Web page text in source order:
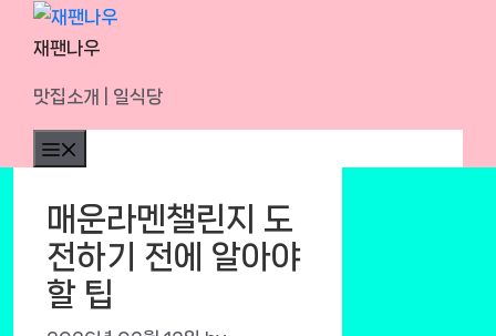
Skip
재팬나우
맛집소개 | 일식당
매운라멘챌린지 도
전하기 전에 알아야
할 팁